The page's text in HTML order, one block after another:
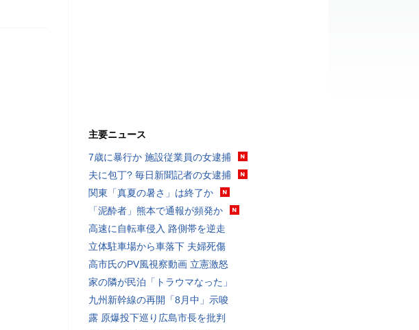
主要ニュース
7歳に暴行か 施設従業員の女逮捕
夫に包丁? 毎日新聞記者の女逮捕
関東「真夏の暑さ」は終了か
「泥酔者」熊本で通報が頻発か
高速に自転車侵入 路側帯を逆走
立体駐車場から車落下 夫婦死傷
高市氏のPV風視察動画 立憲激怒
家の隣が民泊「トラウマなった」
九州新幹線の再開「8月中」示唆
露 原爆投下巡り広島市長を批判